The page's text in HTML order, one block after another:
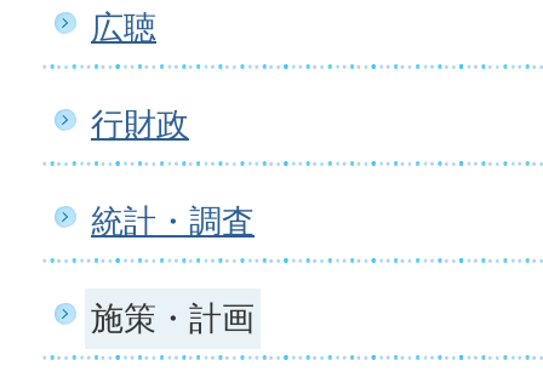
広聴
行財政
統計・調査
施策・計画